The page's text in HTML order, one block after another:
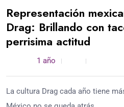
Representación
Drag: Brillando con
perrisima actitud
1 año
La cultura Drag cada año tiene